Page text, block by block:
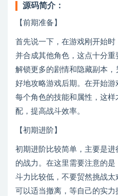
源码简介：
【前期准备】
首先说一下，在游戏刚开始
并合成其他角色，这点十分重
解锁更多的剧情和隐藏副本
好地攻略游戏后期。在开始
每个角色的技能和属性，这
配，提高战斗效率。
【初期进阶】
初期进阶比较简单，主要是
的战力。在这里需要注意的
斗力比较低，不要贸然挑战太
可以适当撤离，等自己的实力